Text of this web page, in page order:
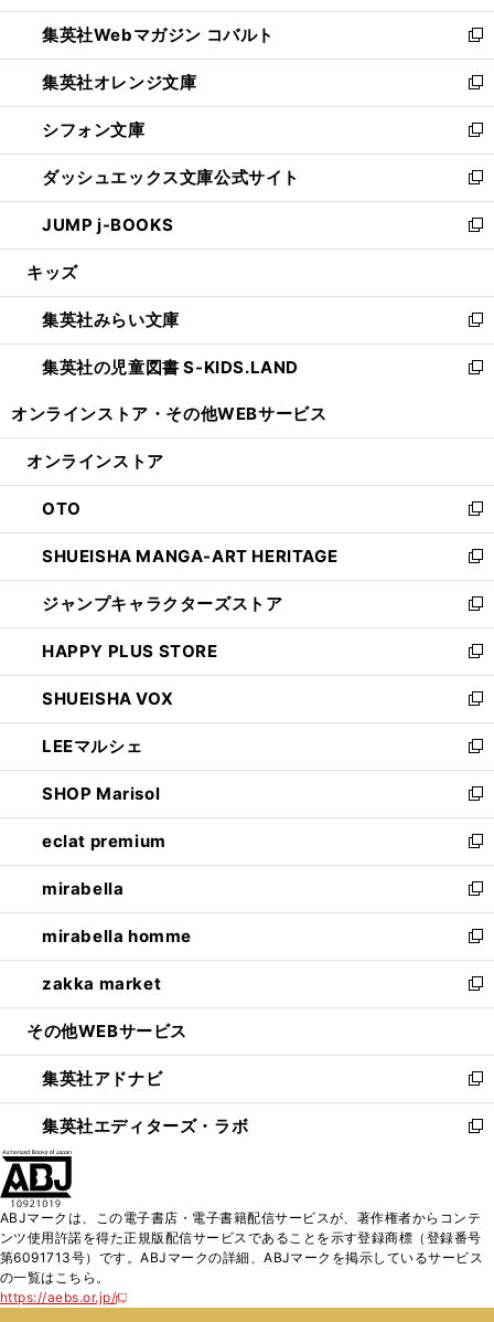
開
く
ウ
で
開
く
ン
ド
ウ
で
開
く
ウ
ィ
ン
ド
ウ
で
開
く
集英社Webマガジン コバルト
新
し
い
ウ
ィ
ン
ド
ウ
で
開
集英社オレンジ文庫
新
し
い
ウ
ィ
ン
ド
ウ
開
く
シフォン文庫
新
し
い
ウ
ィ
ン
ウ
で
開
く
ダッシュエックス文庫公式サイト
新
し
い
ウ
ン
ド
ウ
で
JUMP j-BOOKS
新
し
ウ
ィ
ン
ド
開
キッズ
集英社みらい文庫
新
し
い
ン
ウ
で
開
く
集英社の児童図書 S-KIDS.LAND
新
ウ
ン
ド
ウ
で
開
く
オンラインストア・ その他WEBサービス
オンラインストア
OTO
新
し
い
ウ
ィ
ン
ド
ウ
で
開
く
SHUEISHA MANGA-ART HERITAGE
新
し
い
ウ
ィ
ン
ド
ウ
で
開
く
ジャンプキャラクターズストア
新
し
い
ウ
ィ
ン
ド
ウ
で
開
く
HAPPY PLUS STORE
新
し
い
ウ
ィ
ン
ド
ウ
で
開
く
SHUEISHA VOX
新
し
い
ウ
ィ
ン
ド
ウ
で
開
く
LEEマルシェ
新
し
い
ウ
ィ
ン
ド
ウ
で
開
く
SHOP Marisol
新
し
い
ウ
ィ
ン
ド
ウ
で
開
eclat premium
新
し
い
ウ
ィ
ン
ド
ウ
開
く
mirabella
新
し
い
ウ
ィ
ン
ウ
で
開
く
mirabella homme
新
し
い
ウ
ン
ド
ウ
で
zakka market
新
し
ウ
ィ
ン
ド
く
その他WEBサービス
集英社アドナビ
新
し
い
ド
ウ
で
集英社エディターズ・ラボ
新
ィ
ン
ド
ABJマークは、この電子書店・電子書籍配信サービスが、著作権者からコンテ
ンツ使用許諾を得た正規版配信サービスであることを示す登録商標（登録番号
第6091713号）です。ABJマークの詳細、ABJマークを掲示しているサービス
の一覧はこちら。
https://aebs.or.jp/
新